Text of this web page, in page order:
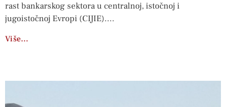
rast bankarskog sektora u centralnoj, istočnoj i
jugoistočnoj Evropi (CIJIE).
Više…